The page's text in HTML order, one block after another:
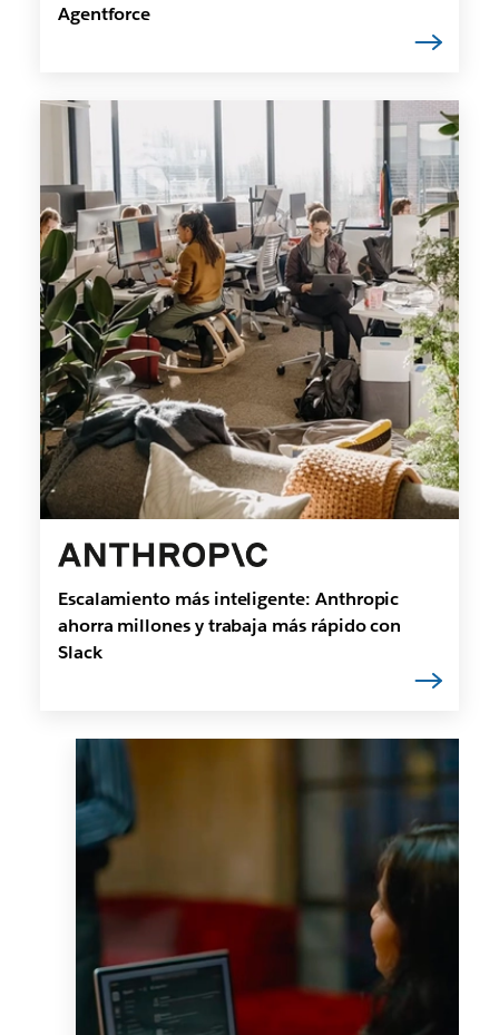
Agentforce
Escalamiento más inteligente: Anthropic
ahorra millones y trabaja más rápido con
Slack